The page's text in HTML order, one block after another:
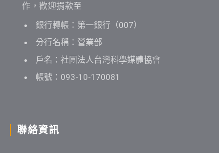
作，歡迎捐款至
銀行轉帳：第一銀行（007）
分行名稱：營業部
戶名：社團法人台灣科學媒體協會
帳號：093-10-170081
聯絡資訊